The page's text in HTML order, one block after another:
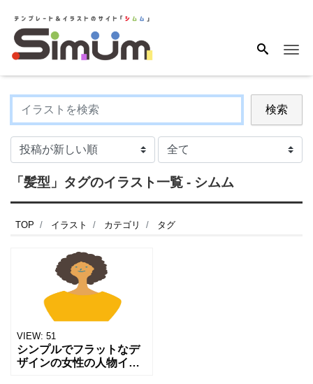
検索
「髪型」タグのイラスト一覧 - シムム
TOP イラスト カテゴリ タグ
VIEW: 51
シンプルでフラットなデ
ザインの女性の人物イラ